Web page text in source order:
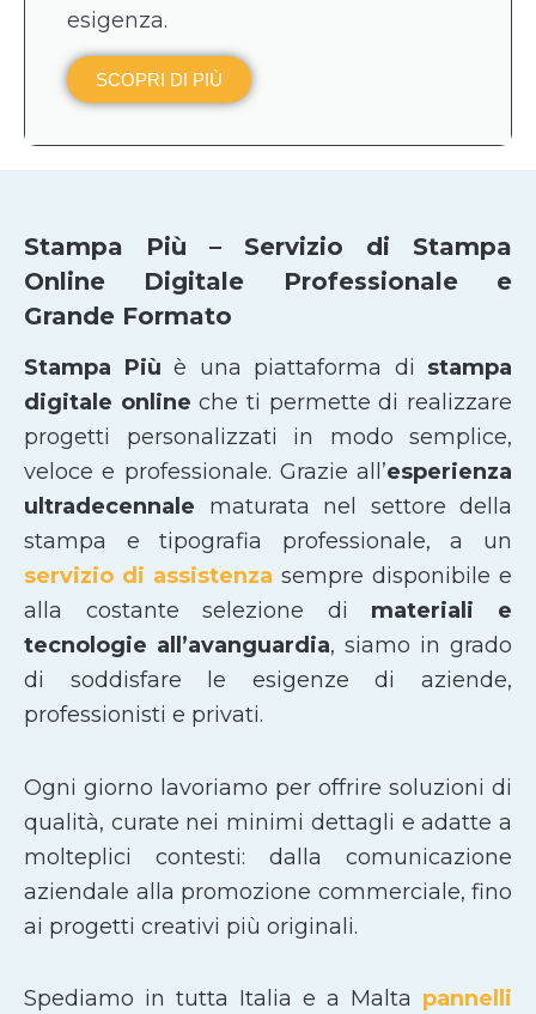
esigenza.
SCOPRI DI PIÙ
Stampa Più – Servizio di Stampa
Online Digitale Professionale e
Grande Formato
Stampa Più è una piattaforma di stampa
digitale online che ti permette di realizzare
progetti personalizzati in modo semplice,
veloce e professionale. Grazie all’esperienza
ultradecennale maturata nel settore della
stampa e tipografia professionale, a un
servizio di assistenza sempre disponibile e
alla costante selezione di materiali e
tecnologie all’avanguardia, siamo in grado
di soddisfare le esigenze di aziende,
professionisti e privati.
Ogni giorno lavoriamo per offrire soluzioni di
qualità, curate nei minimi dettagli e adatte a
molteplici contesti: dalla comunicazione
aziendale alla promozione commerciale, fino
ai progetti creativi più originali.
Spediamo in tutta Italia e a Malta pannelli